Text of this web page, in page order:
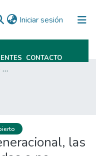
Iniciar sesión (current)
CONTACTO
Trabajos Finales De Grado Y Posgrado
las